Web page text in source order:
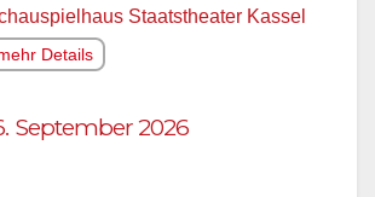
Staatstheater Kassel
Details
September 2026